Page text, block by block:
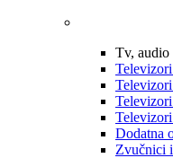
Tv,
Dodatna
Zvučnici